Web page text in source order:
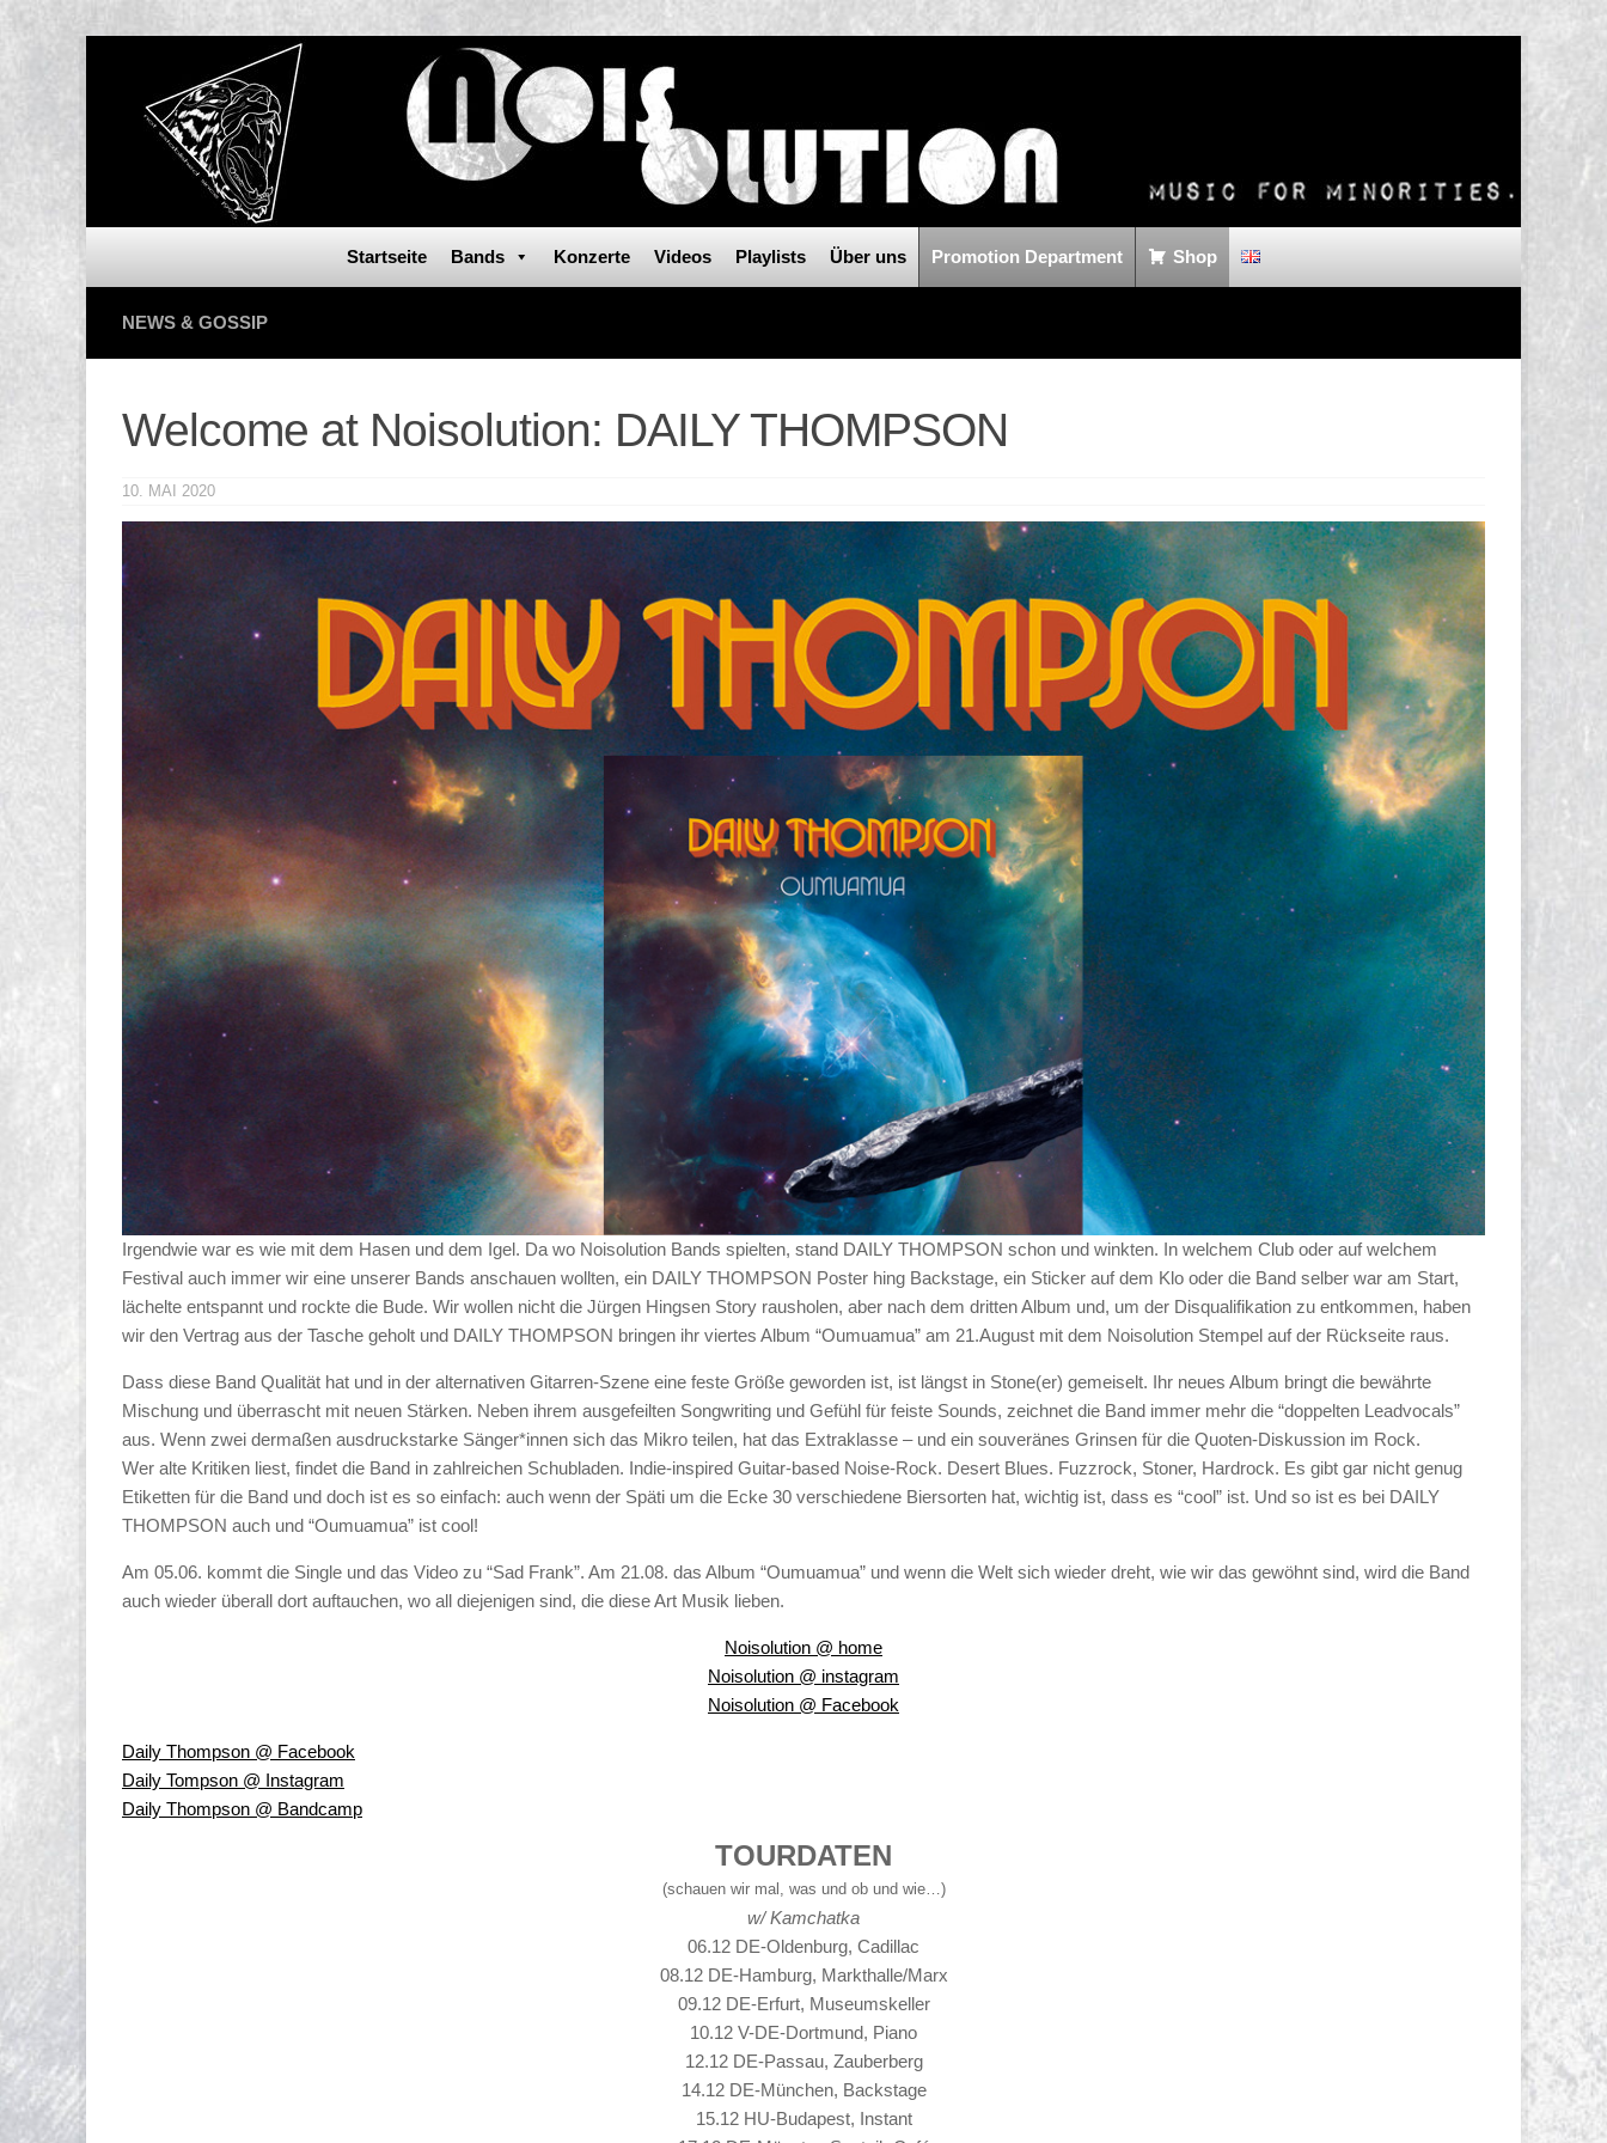
Startseite Bands Konzerte Videos Playlists Über uns Promotion Department Shop
NEWS & GOSSIP
Welcome at Noisolution: DAILY THOMPSON
10. MAI 2020
Irgendwie war es wie mit dem Hasen und dem Igel. Da wo Noisolution Bands spielten, stand DAILY THOMPSON schon und winkten. In welchem Club oder auf welchem
Festival auch immer wir eine unserer Bands anschauen wollten, ein DAILY THOMPSON Poster hing Backstage, ein Sticker auf dem Klo oder die Band selber war am Start,
lächelte entspannt und rockte die Bude. Wir wollen nicht die Jürgen Hingsen Story rausholen, aber nach dem dritten Album und, um der Disqualifikation zu entkommen, haben
wir den Vertrag aus der Tasche geholt und DAILY THOMPSON bringen ihr viertes Album “Oumuamua” am 21.August mit dem Noisolution Stempel auf der Rückseite raus.
Dass diese Band Qualität hat und in der alternativen Gitarren-Szene eine feste Größe geworden ist, ist längst in Stone(er) gemeiselt. Ihr neues Album bringt die bewährte
Mischung und überrascht mit neuen Stärken. Neben ihrem ausgefeilten Songwriting und Gefühl für feiste Sounds, zeichnet die Band immer mehr die “doppelten Leadvocals”
aus. Wenn zwei dermaßen ausdruckstarke Sänger*innen sich das Mikro teilen, hat das Extraklasse – und ein souveränes Grinsen für die Quoten-Diskussion im Rock.
Wer alte Kritiken liest, findet die Band in zahlreichen Schubladen. Indie-inspired Guitar-based Noise-Rock. Desert Blues. Fuzzrock, Stoner, Hardrock. Es gibt gar nicht genug
Etiketten für die Band und doch ist es so einfach: auch wenn der Späti um die Ecke 30 verschiedene Biersorten hat, wichtig ist, dass es “cool” ist. Und so ist es bei DAILY
THOMPSON auch und “Oumuamua” ist cool!
Am 05.06. kommt die Single und das Video zu “Sad Frank”. Am 21.08. das Album “Oumuamua” und wenn die Welt sich wieder dreht, wie wir das gewöhnt sind, wird die Band
auch wieder überall dort auftauchen, wo all diejenigen sind, die diese Art Musik lieben.
Noisolution @ home
Noisolution @ instagram
Noisolution @ Facebook
Daily Thompson @ Facebook
Daily Tompson @ Instagram
Daily Thompson @ Bandcamp
TOURDATEN
(schauen wir mal, was und ob und wie…)
w/ Kamchatka
06.12 DE-Oldenburg, Cadillac
08.12 DE-Hamburg, Markthalle/Marx
09.12 DE-Erfurt, Museumskeller
10.12 V-DE-Dortmund, Piano
12.12 DE-Passau, Zauberberg
14.12 DE-München, Backstage
15.12 HU-Budapest, Instant